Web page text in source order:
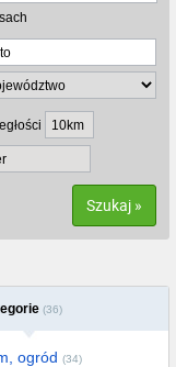
Szukaj »
(36)
ogród (34)